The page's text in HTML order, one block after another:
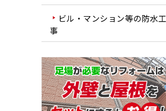
ビル・マンション等の防水工
事